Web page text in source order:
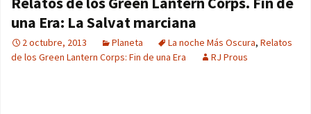
una Era: La Salvat marciana
2 octubre, 2013 Planeta La noche Más Oscura, Relatos
de los Green Lantern Corps: Fin de una Era
RJ Prous